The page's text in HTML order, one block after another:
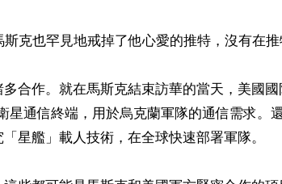
克也罕見地戒掉了他心愛的推特，沒有在推
合作。就在馬斯克結束訪華的當天，美國
星通信終端，用於烏克蘭軍隊的通信需求。
星艦」載人技術，在全球快速部署軍隊。